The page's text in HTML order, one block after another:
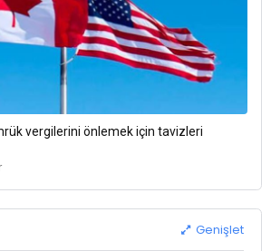
vergilerini önlemek için tavizleri
Genişlet